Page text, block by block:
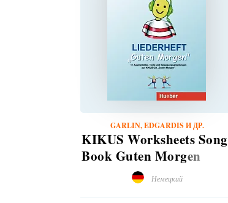
GARLIN, EDGARDIS И ДР.
KIKUS Worksheets Song
Book Guten Morgen
Немецкий